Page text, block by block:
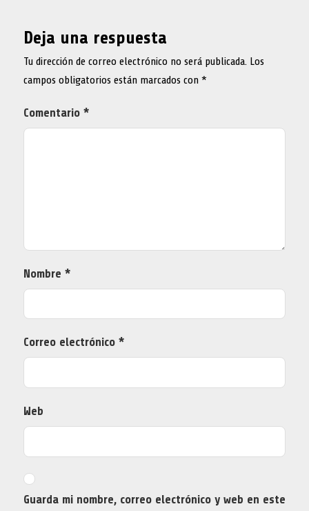
Deja una respuesta
Tu dirección de correo electrónico no será publicada. Los
campos obligatorios están marcados con *
Comentario *
Nombre *
Correo electrónico *
Web
Guarda mi nombre, correo electrónico y web en este